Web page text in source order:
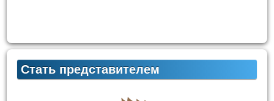
Стать представителем